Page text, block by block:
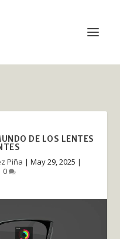
DE LOS LENTES
Piña | May 29, 2025 |
0